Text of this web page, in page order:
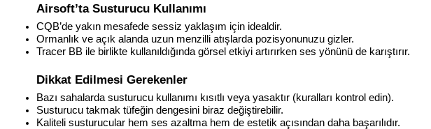
Airsoft’ta Susturucu Kullanımı
CQB’de yakın mesafede sessiz yaklaşım için idealdir.
Ormanlık ve açık alanda uzun menzilli atışlarda pozisyonunuzu gizler.
Tracer BB ile birlikte kullanıldığında görsel etkiyi artırırken ses yönünü de karıştırır.
Dikkat Edilmesi Gerekenler
Bazı sahalarda susturucu kullanımı kısıtlı veya yasaktır (kuralları kontrol edin).
Susturucu takmak tüfeğin dengesini biraz değiştirebilir.
Kaliteli susturucular hem ses azaltma hem de estetik açısından daha başarılıdır.